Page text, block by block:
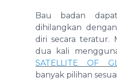
Bau badan
dihilangkan
diri secara teratur.
dua kali
SATELLITE OF
banyak pilihan